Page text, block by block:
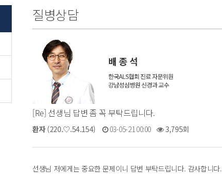
질병상담
[Re] 선생님 답변 좀 꼭 부탁드립니다.
환자(220.♡.54.154) 03-05-21 00:00 3,795회
선생님 저에게는 중요한 문제이니 답변 부탁드립니다. 감사합니다.